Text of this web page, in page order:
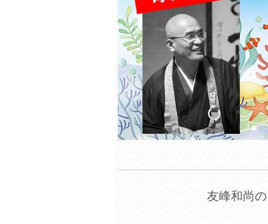
友峰和尚